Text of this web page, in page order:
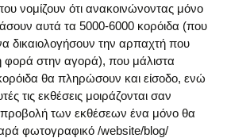
νομίζουν ότι ανακοινώνοντας μόνο
αυτά τα 5000-6000 κορόιδα (που
δικαιολογήσουν την αρπαχτή που
φορά στην αγορά), που μάλιστα
θα πληρώσουν και είσοδο, ενώ
τις εκθέσεις μοιράζονται σαν
προβολή των εκθέσεων ένα μόνο θα
φωτογραφικό /website/blog/